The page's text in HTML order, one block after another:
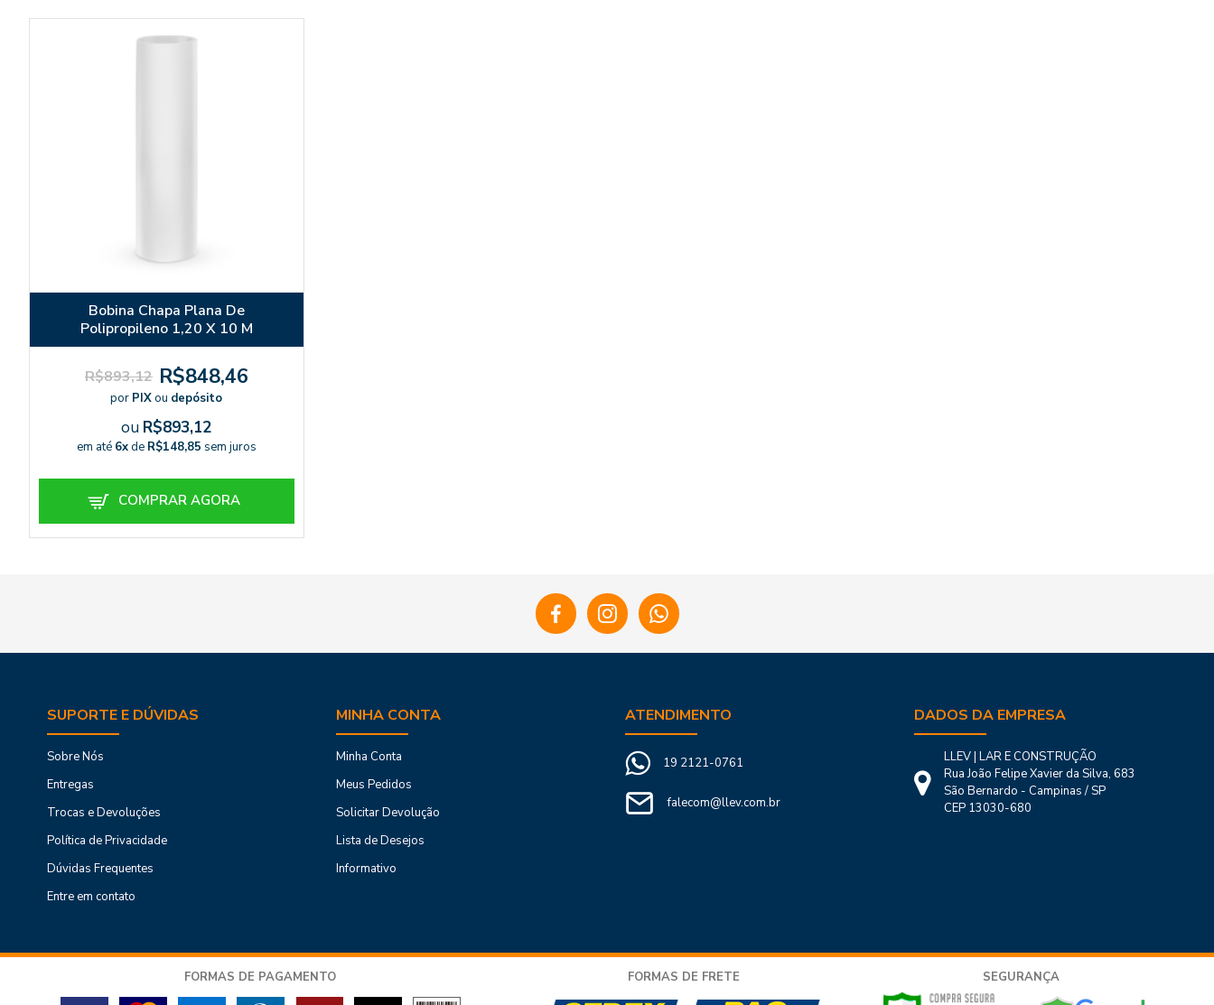
Bobina Chapa Plana De
Polipropileno 1,20 X 10 M
R$893,12 R$848,46
por PIXou depósito
ou R$893,12
em até 6xde R$148,85 sem juros
COMPRAR AGORA
SUPORTE E DÚVIDAS
Sobre Nós
Entregas
Trocas e Devoluções
Política de Privacidade
Dúvidas Frequentes
Entre em contato
MINHA CONTA
Minha Conta
Meus Pedidos
Solicitar Devolução
Lista de Desejos
Informativo
ATENDIMENTO
19 2121-0761
falecom@llev.com.br
DADOS DA EMPRESA
LLEV | LAR E CONSTRUÇÃO
Rua João Felipe Xavier da Silva, 683
São Bernardo - Campinas / SP
CEP 13030-680
FORMAS DE PAGAMENTO FORMAS DE FRETE SEGURANÇA